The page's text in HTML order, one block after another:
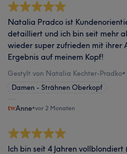
Natalia Pradco ist
detailliert und ich bin seit mehr
wieder super zufrieden mit ihrer
Ergebnis auf meinem Kopf!
Gestylt von Natalia Kechter-Pradko•
Damen - Strähnen Oberkopf
Anne•vor 2 Monaten
Ich bin seit 4 Jahren